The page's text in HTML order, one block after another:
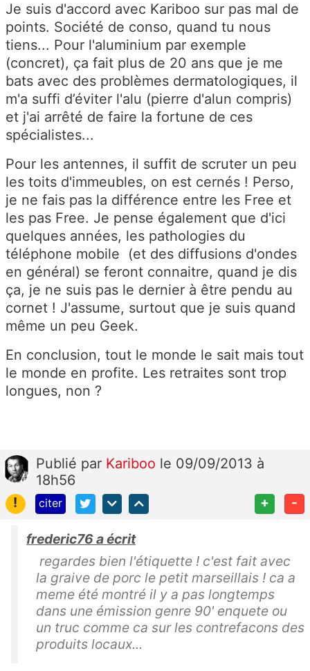
Je suis d'accord avec Kariboo sur pas mal de
points. Société de conso, quand tu nous
tiens... Pour l'aluminium par exemple
(concret), ça fait plus de 20 ans que je me
bats avec des problèmes dermatologiques, il
m'a suffi d’éviter l'alu (pierre d'alun compris)
et j'ai arrêté de faire la fortune de ces
spécialistes...
Pour les antennes, il suffit de scruter un peu
les toits d'immeubles, on est cernés ! Perso,
je ne fais pas la différence entre les Free et
les pas Free. Je pense également que d'ici
quelques années, les pathologies du
téléphone mobile (et des diffusions d'ondes
en général) se feront connaitre, quand je dis
ça, je ne suis pas le dernier à être pendu au
cornet ! J'assume, surtout que je suis quand
même un peu Geek.
En conclusion, tout le monde le sait mais tout
le monde en profite. Les retraites sont trop
longues, non ?
Publié par Kariboo le 09/09/2013 à
18h56
!
citer + -
frederic76 a écrit
regardes bien l'étiquette ! c'est fait avec
la graive de porc le petit marseillais ! ca a
meme été montré il y a pas longtemps
dans une émission genre 90' enquete ou
un truc comme ca sur les contrefacons des
produits locaux...